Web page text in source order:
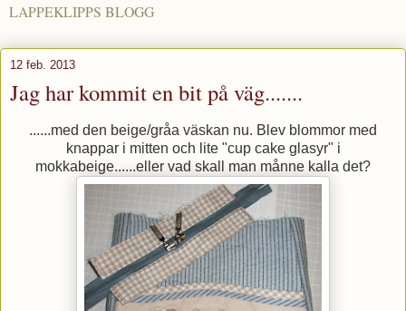
LAPPEKLIPPS BLOGG
12 feb. 2013
Jag har kommit en bit på väg.......
......med den beige/gråa väskan nu. Blev blommor med
knappar i mitten och lite "cup cake glasyr" i
mokkabeige......eller vad skall man månne kalla det?